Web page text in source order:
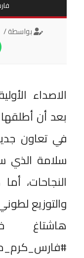
بواسطة /
الاصداء
بعد أن أطلقها
في تعاون
سلامة
النجاحات،
والتوزيع
هاشتاغ